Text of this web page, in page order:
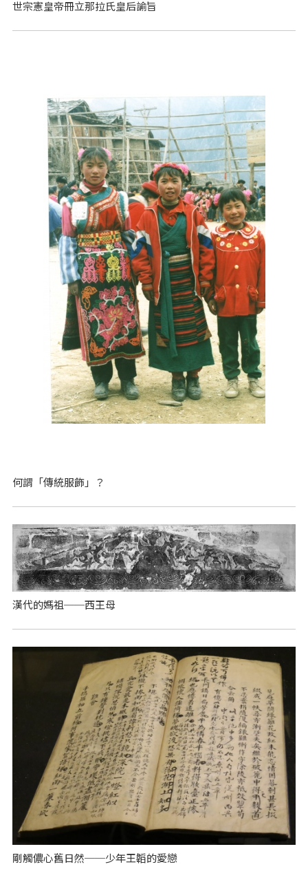
世宗憲皇帝冊立那拉氏皇后諭旨
何謂「傳統服飾」？
漢代的媽祖──西王母
剛觸儂心舊日然──少年王韜的愛戀